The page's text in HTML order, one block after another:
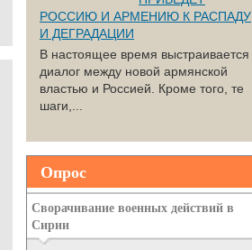
РОССИЮ И АРМЕНИЮ К РАСПАДУ
И ДЕГРАДАЦИИ
В настоящее время выстраивается
диалог между новой армянской
властью и Россией. Кроме того, те
шаги,...
Опрос
Сворачивание военных действий в
Сирии